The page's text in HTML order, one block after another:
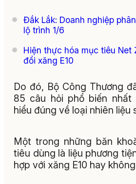
Đắk Lắk: Doanh nghiệp
lộ trình 1/6
Hiện thực hóa mục tiêu Net
đổi xăng E10
Do đó, Bộ Công Thương
85 câu hỏi phổ biến nhất
hiểu đúng về loại nhiên liệu
Một trong những băn
tiêu dùng là liệu phương
hợp với xăng E10 hay